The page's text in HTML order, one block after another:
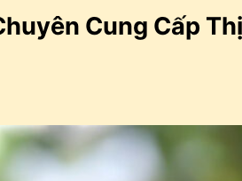
Cung Cấp